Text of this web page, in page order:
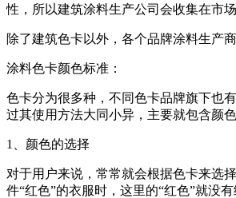
性，所以建筑涂料生产公司会收集在市
除了建筑色卡以外，各个品牌涂料生产
涂料色卡颜色标准：
色卡分为很多种，不同色卡品牌旗下也
过其使用方法大同小异，主要就包含颜
1、颜色的选择
对于用户来说，常常就会根据色卡来选
件“红色”的衣服时，这里的“红色”就没